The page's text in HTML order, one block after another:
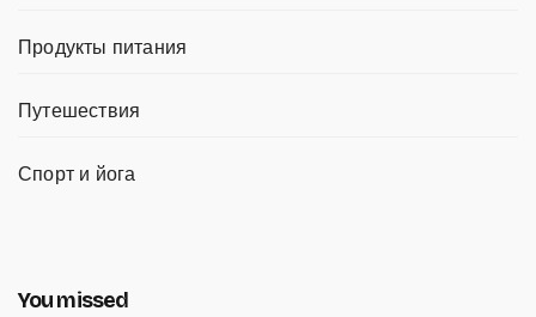
Продукты питания
Путешествия
Спорт и йога
You missed